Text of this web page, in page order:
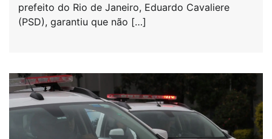
prefeito do Rio de Janeiro, Eduardo Cavaliere
(PSD), garantiu que não […]